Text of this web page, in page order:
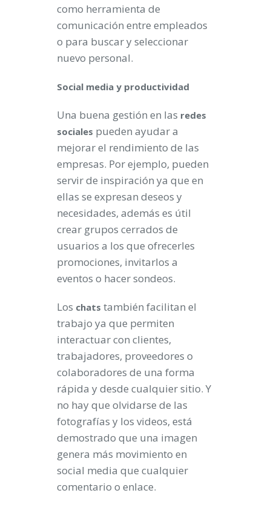
como herramienta de
comunicación entre empleados
o para buscar y seleccionar
nuevo personal.
Social media y productividad
Una buena gestión en las redes
sociales pueden ayudar a
mejorar el rendimiento de las
empresas. Por ejemplo, pueden
servir de inspiración ya que en
ellas se expresan deseos y
necesidades, además es útil
crear grupos cerrados de
usuarios a los que ofrecerles
promociones, invitarlos a
eventos o hacer sondeos.
Los chats también facilitan el
trabajo ya que permiten
interactuar con clientes,
trabajadores, proveedores o
colaboradores de una forma
rápida y desde cualquier sitio. Y
no hay que olvidarse de las
fotografías y los videos, está
demostrado que una imagen
genera más movimiento en
social media que cualquier
comentario o enlace.